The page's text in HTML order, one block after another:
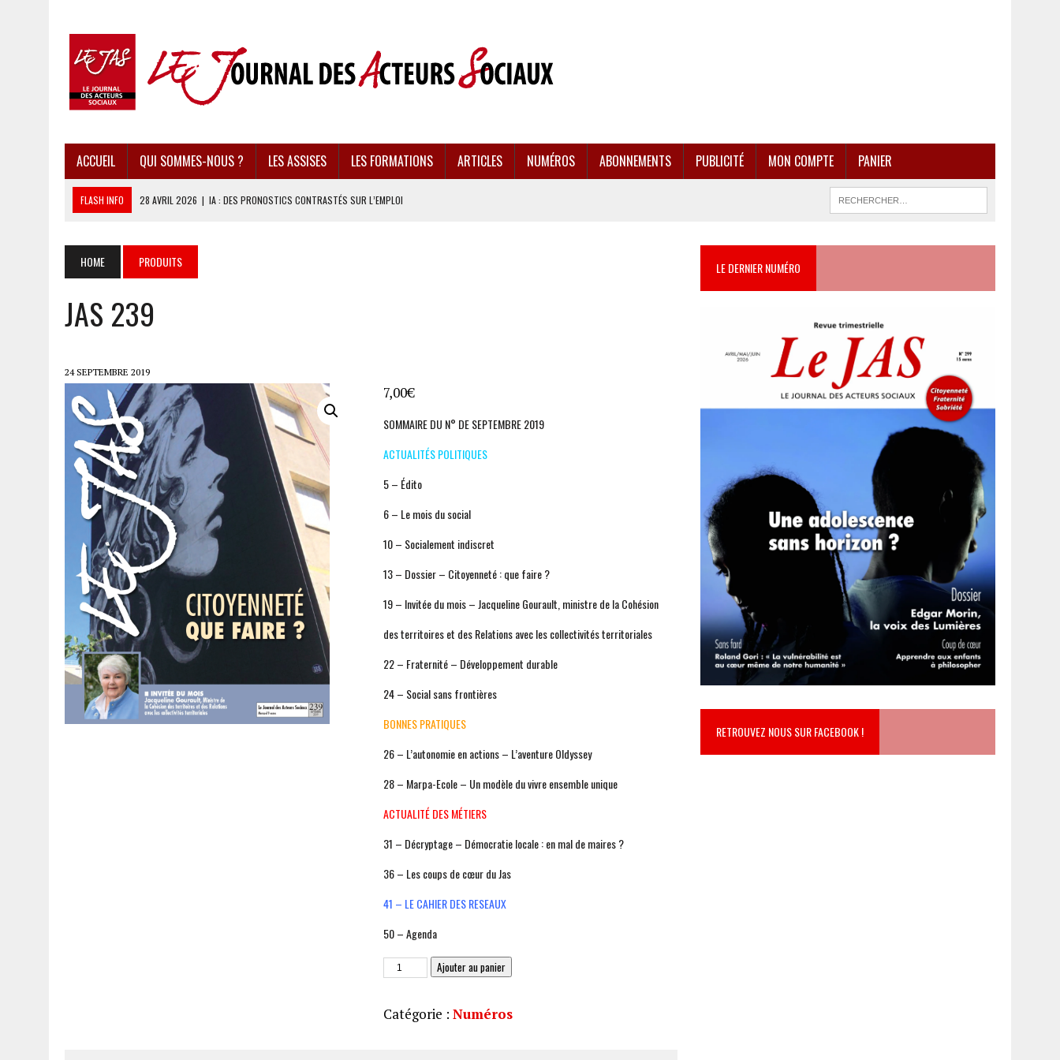
ACCUEIL QUI SOMMES-NOUS ? LES ASSISES LES FORMATIONS ARTICLES NUMÉROS ABONNEMENTS PUBLICITÉ MON COMPTE PANIER
FLASH INFO 28 AVRIL 2026 | IA : DES PRONOSTICS CONTRASTÉS SUR L’EMPLOI
28 AVRIL 2026 | PRESSE D’INFORMATION : UNE ÉCONOMIE DANGEREUSEMENT FRAGILISÉE
28 AVRIL 2026 | CARAÏBES : LES RÉCIFS CORALLIENS AU BORD DE L’EFFONDREMENT
HOME PRODUITS
JAS 239
24 SEPTEMBRE 2019
7,00€
SOMMAIRE DU N° DE SEPTEMBRE 2019
ACTUALITÉS POLITIQUES
5 – Édito
6 – Le mois du social
10 – Socialement indiscret
13 – Dossier – Citoyenneté : que faire ?
19 – Invitée du mois – Jacqueline Gourault, ministre de la Cohésion
des territoires et des Relations avec les collectivités territoriales
22 – Fraternité – Développement durable
24 – Social sans frontières
BONNES PRATIQUES
26 – L’autonomie en actions – L’aventure Oldyssey
28 – Marpa-Ecole – Un modèle du vivre ensemble unique
ACTUALITÉ DES MÉTIERS
31 – Décryptage – Démocratie locale : en mal de maires ?
36 – Les coups de cœur du Jas
41 – LE CAHIER DES RESEAUX
50 – Agenda
quantité
de
239
Ajouter au panier
Catégorie : Numéros
LE DERNIER NUMÉRO
RETROUVEZ NOUS SUR FACEBOOK !